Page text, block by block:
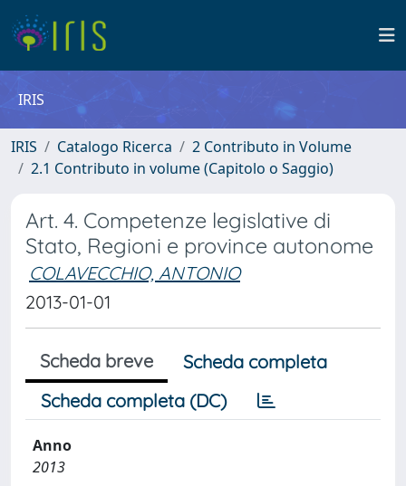
IRIS
IRIS Catalogo Ricerca
2 Contributo in Volume
2.1 Contributo in volume (Capitolo o Saggio)
Art. 4. Competenze legislative di
Stato, Regioni e province autonome
COLAVECCHIO, ANTONIO
2013-01-01
Scheda breve
Scheda completa
Scheda completa (DC)
Anno
2013